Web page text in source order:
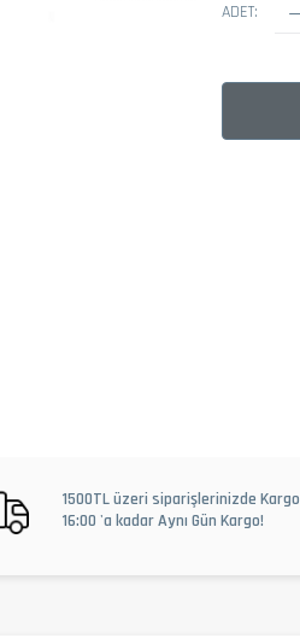
ADET:
1500TL üzeri siparişlerinizde
16:00 'a kadar Aynı Gün Kargo!